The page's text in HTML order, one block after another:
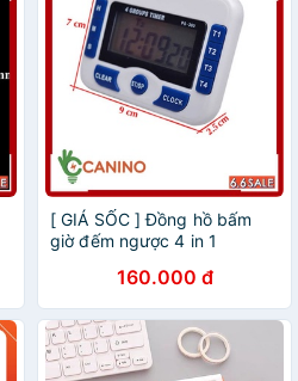
[ GIÁ SỐC ] Đồng hồ bấm
giờ đếm ngược 4 in 1
160.000 đ